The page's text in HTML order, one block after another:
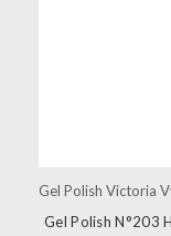
Gel Polish Victoria
Gel Polish N°203